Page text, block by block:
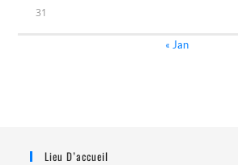
31
« Jan
Lieu D’accueil